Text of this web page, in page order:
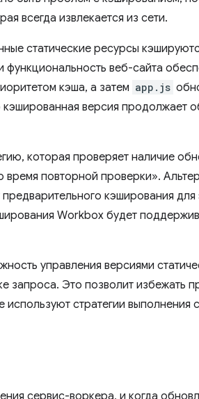
всегда извлекается из сети.
статические ресурсы
функциональность веб-сайта
кэша, а затем app.js
версия продолжает
которая проверяет наличие
повторной проверки».
кэширования для
Workbox будет
управления версиями
запроса. Это позволит избежать
стратегии выполнения